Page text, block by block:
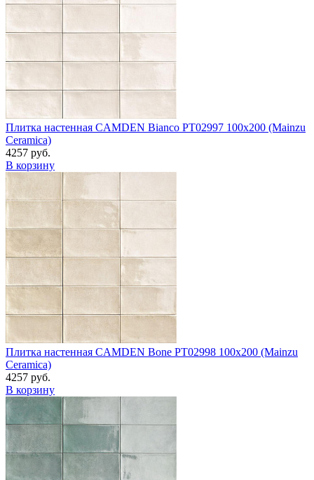
Плитка настенная CAMDEN Bianco PT02997 100x200 (Mainzu
Ceramica)
4257 руб.
В корзину
Плитка настенная CAMDEN Bone PT02998 100x200 (Mainzu
Ceramica)
4257 руб.
В корзину